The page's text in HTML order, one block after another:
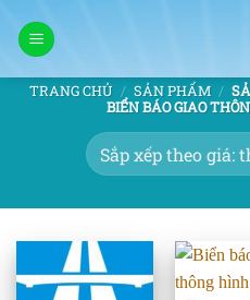
qua
dungTRANG CHỦ / SẢN PHẨM /
BIỂN BÁO GIAO